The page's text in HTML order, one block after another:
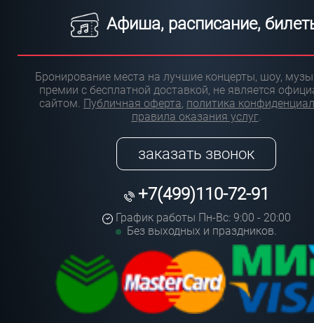
Афиша, расписание,
Бронирование места на лучшие концерты, шоу,
премии с бесплатной доставкой, не является
сайтом. Публичная оферта, политика
правила оказания услуг.
заказать звонок
+7(499)110-72-91
График работы Пн-Вс: 9:00 - 20:00
Без выходных и праздников.